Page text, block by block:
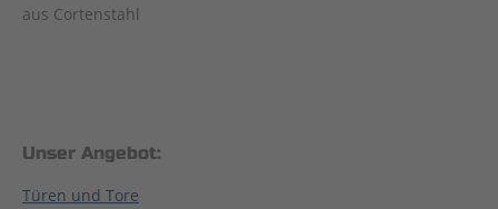
aus Cortenstahl
Unser Angebot:
Türen und Tore